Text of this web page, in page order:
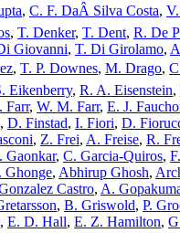
, C. F. DaÂ Silva Costa,
, T. Denker, T. Dent, R. De
Giovanni, T. Di Girolamo,
, T. P. Downes, M. Drago,
Eikenberry, R. A. Eisenstein,
Farr, W. M. Farr, E. J.
, D. Finstad, I. Fiori, D.
, Z. Frei, A. Freise, R.
Gaonkar, C. Garcia-Quiros,
Ghonge, Abhirup Ghosh,
Castro, A.
, B. Griswold, P.
, E. D. Hall, E. Z. Hamilton,